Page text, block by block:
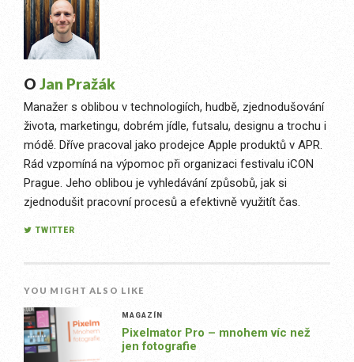
O Jan Pražák
Manažer s oblibou v technologiích, hudbě, zjednodušování
života, marketingu, dobrém jídle, futsalu, designu a trochu i
módě. Dříve pracoval jako prodejce Apple produktů v APR.
Rád vzpomíná na výpomoc při organizaci festivalu iCON
Prague. Jeho oblibou je vyhledávání způsobů, jak si
zjednodušit pracovní procesů a efektivně využitít čas.
TWITTER
YOU MIGHT ALSO LIKE
MAGAZÍN
Pixelmator Pro – mnohem víc než
jen fotografie